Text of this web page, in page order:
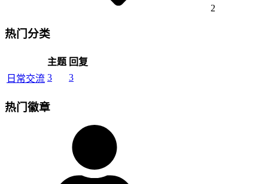
2
热门分类
主题 回复
日常交流 3 3
热门徽章